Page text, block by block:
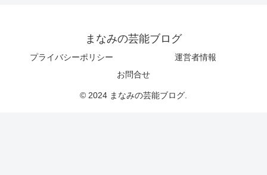
まなみの芸能ブログ
プライバシーポリシー
運営者情報
お問合せ
© 2024 まなみの芸能ブログ.